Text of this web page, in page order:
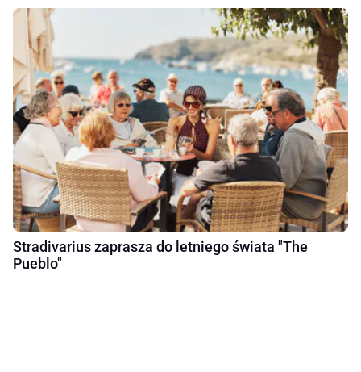
Stradivarius zaprasza do letniego świata "The
Pueblo"